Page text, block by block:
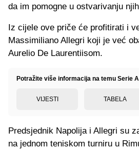
da im pomogne u ostvarivanju
Iz cijele ove priče će profitirati i
Massimiliano Allegri koji je već
Aurelio De Laurentiisom.
Potražite više informacija na temu Serie
VIJESTI TABELA
Predsjednik Napolija i Allegri su
na jednom teniskom turniru u